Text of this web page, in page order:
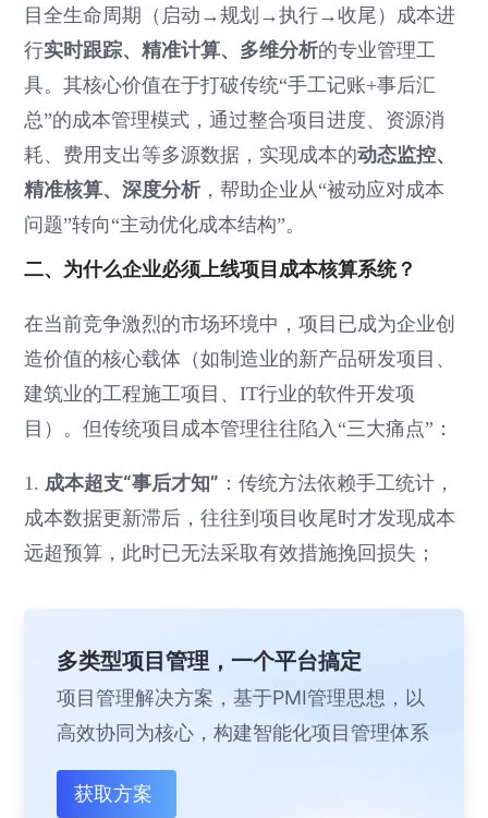
目全生命周期（启动→规划→执行→收尾）成本进
行实时跟踪、精准计算、多维分析的专业管理工
具。其核心价值在于打破传统“手工记账+事后汇
总”的成本管理模式，通过整合项目进度、资源消
耗、费用支出等多源数据，实现成本的动态监控、
精准核算、深度分析，帮助企业从“被动应对成本
问题”转向“主动优化成本结构”。
二、为什么企业必须上线项目成本核算系统？
在当前竞争激烈的市场环境中，项目已成为企业创
造价值的核心载体（如制造业的新产品研发项目、
建筑业的工程施工项目、IT行业的软件开发项
目）。但传统项目成本管理往往陷入“三大痛点”：
1. 成本超支“事后才知” ：传统方法依赖手工统计，
成本数据更新滞后，往往到项目收尾时才发现成本
远超预算，此时已无法采取有效措施挽回损失；
多类型项目管理，一个平台搞定
项目管理解决方案，基于PMI管理思想，以
高效协同为核心，构建智能化项目管理体系
获取方案